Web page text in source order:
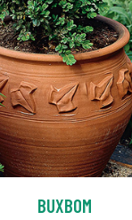
BUXBOM